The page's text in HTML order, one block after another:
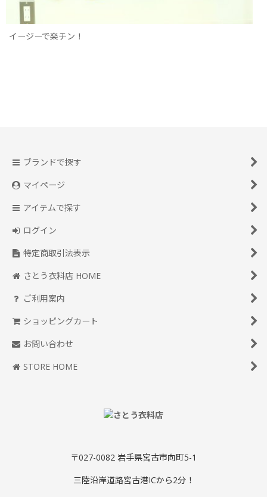
イージーで楽チン！
ブランドで探す
マイページ
アイテムで探す
ログイン
特定商取引法表示
さとう衣料店 HOME
ご利用案内
ショッピングカート
お問い合わせ
STORE HOME
〒027-0082 岩手県宮古市向町5-1
三陸沿岸道路宮古港ICから2分！